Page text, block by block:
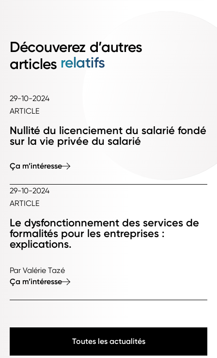
Découverez d’autres
articles relatifs
29-10-2024
ARTICLE
Nullité du licenciement du salarié fondé
sur la vie privée du salarié
Ça m’intéresse
29-10-2024
ARTICLE
Le dysfonctionnement des services de
formalités pour les entreprises :
explications.
Par Valérie Tazé
Ça m’intéresse
Toutes les actualités